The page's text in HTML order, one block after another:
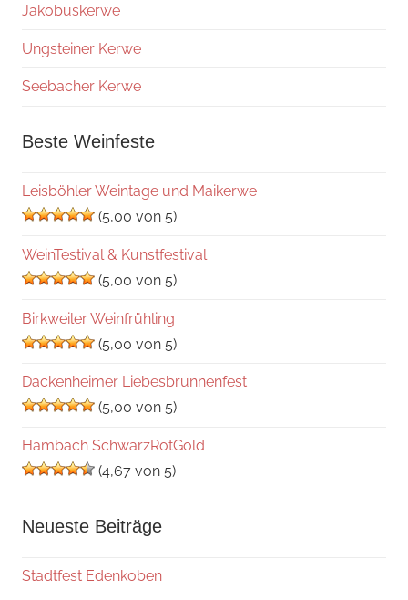
Jakobuskerwe
Ungsteiner Kerwe
Seebacher Kerwe
Beste Weinfeste
Leisböhler Weintage und Maikerwe
(5,00 von 5)
WeinTestival & Kunstfestival
(5,00 von 5)
Birkweiler Weinfrühling
(5,00 von 5)
Dackenheimer Liebesbrunnenfest
(5,00 von 5)
Hambach SchwarzRotGold
(4,67 von 5)
Neueste Beiträge
Stadtfest Edenkoben